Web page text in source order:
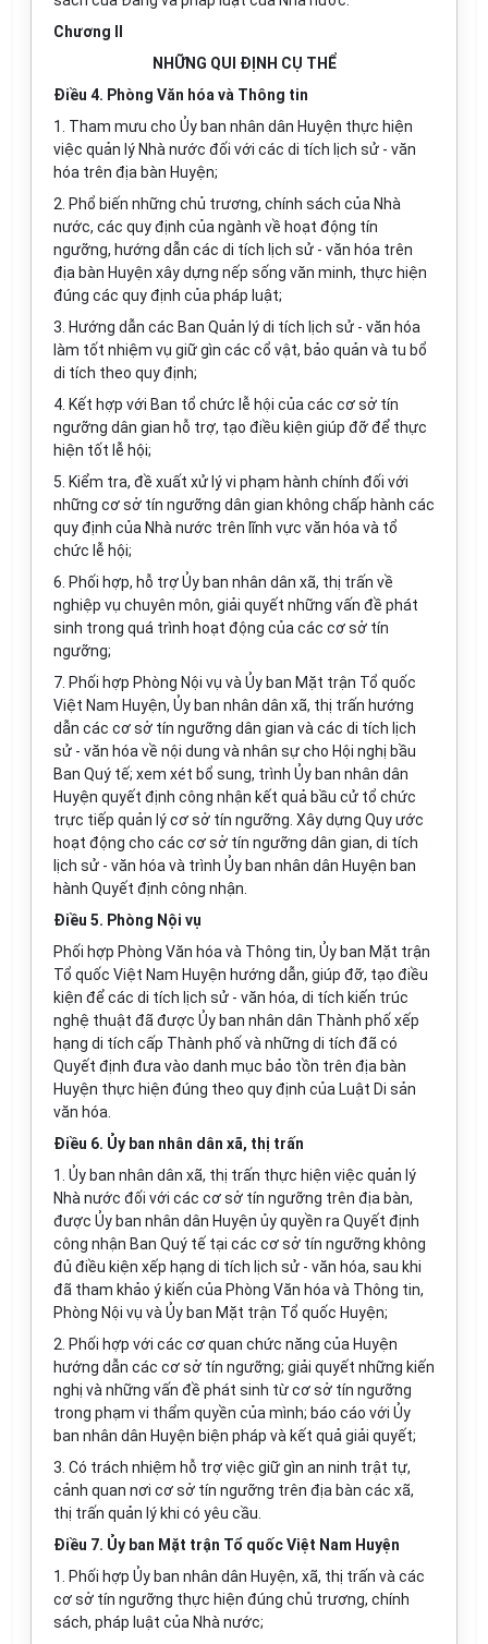
Chương II
NHỮNG QUI ĐỊNH CỤ THỂ
Điều 4. Phòng Văn hóa và Thông tin
1. Tham mưu cho Ủy ban nhân dân Huyện thực hiện
việc quản lý Nhà nước đối với các di tích lịch sử - văn
hóa trên địa bàn Huyện;
2. Phổ biến những chủ trương, chính sách của Nhà
nước, các quy định của ngành về hoạt động tín
ngưỡng, hướng dẫn các di tích lịch sử - văn hóa trên
địa bàn Huyện xây dựng nếp sống văn minh, thực hiện
đúng các quy định của pháp luật;
3. Hướng dẫn các Ban Quản lý di tích lịch sử - văn hóa
làm tốt nhiệm vụ giữ gìn các cổ vật, bảo quản và tu bổ
di tích theo quy định;
4. Kết hợp với Ban tổ chức lễ hội của các cơ sở tín
ngưỡng dân gian hỗ trợ, tạo điều kiện giúp đỡ để thực
hiện tốt lễ hội;
5. Kiểm tra, đề xuất xử lý vi phạm hành chính đối với
những cơ sở tín ngưỡng dân gian không chấp hành các
quy định của Nhà nước trên lĩnh vực văn hóa và tổ
chức lễ hội;
6. Phối hợp, hỗ trợ Ủy ban nhân dân xã, thị trấn về
nghiệp vụ chuyên môn, giải quyết những vấn đề phát
sinh trong quá trình hoạt động của các cơ sở tín
ngưỡng;
7. Phối hợp Phòng Nội vụ và Ủy ban Mặt trận Tổ quốc
Việt Nam Huyện, Ủy ban nhân dân xã, thị trấn hướng
dẫn các cơ sở tín ngưỡng dân gian và các di tích lịch
sử - văn hóa về nội dung và nhân sự cho Hội nghị bầu
Ban Quý tế; xem xét bổ sung, trình Ủy ban nhân dân
Huyện quyết định công nhận kết quả bầu cử tổ chức
trực tiếp quản lý cơ sở tín ngưỡng. Xây dựng Quy ước
hoạt động cho các cơ sở tín ngưỡng dân gian, di tích
lịch sử - văn hóa và trình Ủy ban nhân dân Huyện ban
hành Quyết định công nhận.
Điều 5. Phòng Nội vụ
Phối hợp Phòng Văn hóa và Thông tin, Ủy ban Mặt trận
Tổ quốc Việt Nam Huyện hướng dẫn, giúp đỡ, tạo điều
kiện để các di tích lịch sử - văn hóa, di tích kiến trúc
nghệ thuật đã được Ủy ban nhân dân Thành phố xếp
hạng di tích cấp Thành phố và những di tích đã có
Quyết định đưa vào danh mục bảo tồn trên địa bàn
Huyện thực hiện đúng theo quy định của Luật Di sản
văn hóa.
Điều 6. Ủy ban nhân dân xã, thị trấn
1. Ủy ban nhân dân xã, thị trấn thực hiện việc quản lý
Nhà nước đối với các cơ sở tín ngưỡng trên địa bàn,
được Ủy ban nhân dân Huyện ủy quyền ra Quyết định
công nhận Ban Quý tế tại các cơ sở tín ngưỡng không
đủ điều kiện xếp hạng di tích lịch sử - văn hóa, sau khi
đã tham khảo ý kiến của Phòng Văn hóa và Thông tin,
Phòng Nội vụ và Ủy ban Mặt trận Tổ quốc Huyện;
2. Phối hợp với các cơ quan chức năng của Huyện
hướng dẫn các cơ sở tín ngưỡng; giải quyết những kiến
nghị và những vấn đề phát sinh từ cơ sở tín ngưỡng
trong phạm vi thẩm quyền của mình; báo cáo với Ủy
ban nhân dân Huyện biện pháp và kết quả giải quyết;
3. Có trách nhiệm hỗ trợ việc giữ gìn an ninh trật tự,
cảnh quan nơi cơ sở tín ngưỡng trên địa bàn các xã,
thị trấn quản lý khi có yêu cầu.
Điều 7. Ủy ban Mặt trận Tổ quốc Việt Nam Huyện
1. Phối hợp Ủy ban nhân dân Huyện, xã, thị trấn và các
cơ sở tín ngưỡng thực hiện đúng chủ trương, chính
sách, pháp luật của Nhà nước;